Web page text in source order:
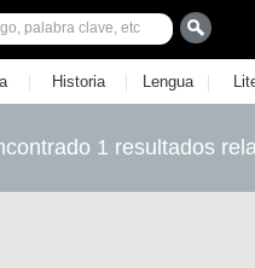
| Historia | Lengua |
1 resultados